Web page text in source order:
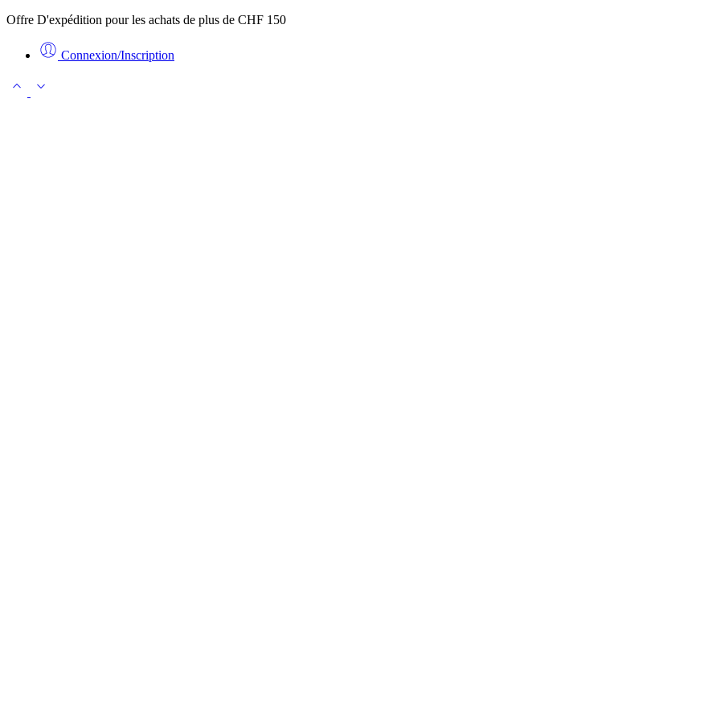
Offre D'expédition pour les achats de plus de CHF 150
Connexion/Inscription